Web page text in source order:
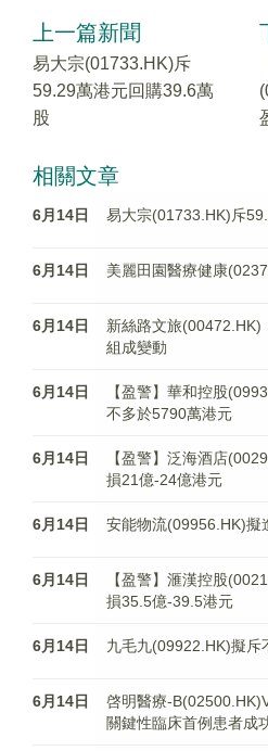
上一篇新聞
易大宗(01733.HK)斥
59.29萬港元回購39.6萬
股
相關文章
6月14日 易大宗(01733.HK)斥
6月14日 美麗田園醫療健康
6月14日
新絲路文旅(00472.HK)
組成變動
6月14日
【盈警】華和控股
不多於5790萬港元
6月14日
【盈警】泛海酒店
損21億-24億港元
6月14日 安能物流(09956.HK)擬
6月14日
【盈警】滙漢控股
損35.5億-39.5港元
6月14日 九毛九(09922.HK)擬斥
6月14日
啓明醫療-
關鍵性臨床首例患者成